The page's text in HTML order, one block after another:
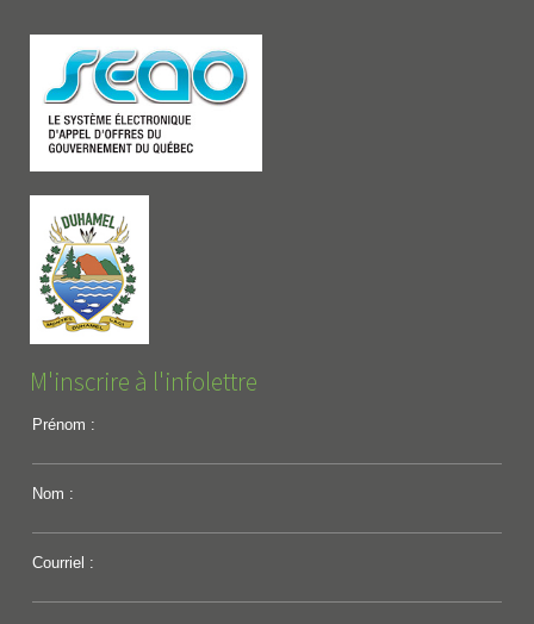
M'inscrire à l'infolettre
Prénom :
Nom :
Courriel :